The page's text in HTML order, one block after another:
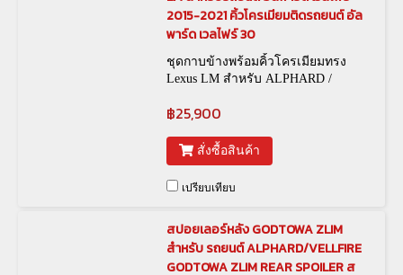
2015-2021 คิ้วโครเมียมติดรถยนต์ อัล
พาร์ด เวลไฟร์ 30
ชุดกาบข้างพร้อมคิ้วโครเมียมทรง
Lexus LM สำหรับ ALPHARD /
สินค้า :
฿25,900
สั่งซื้อสินค้า
เปรียบเทียบ
สปอยเลอร์หลัง GODTOWA ZLIM
สำหรับ รถยนต์ ALPHARD/VELLFIRE
GODTOWA ZLIM REAR SPOILER ส